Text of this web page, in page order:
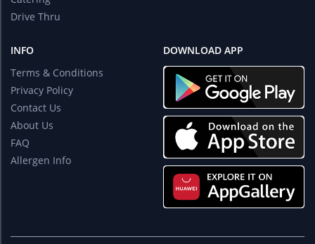
Drive Thru
INFO
Terms & Conditions
Privacy Policy
Contact Us
About Us
FAQ
Allergen Info
DOWNLOAD APP